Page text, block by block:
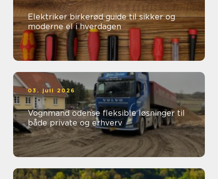
Elektriker birkerød guide til sikker og
moderne el i hverdagen
03. juli 2026
Vognmand odense fleksible løsninger til
både private og erhverv